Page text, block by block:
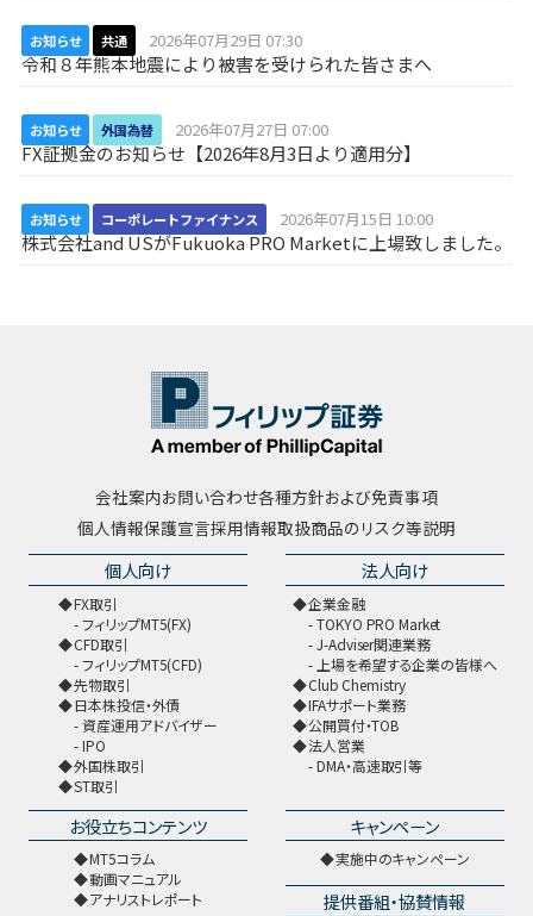
お知らせ 共通 2026年07月29日 07:30
令和８年熊本地震により被害を受けられた皆さまへ
お知らせ 外国為替 2026年07月27日 07:00
FX証拠金のお知らせ【2026年8月3日より適用分】
お知らせ コーポレートファイナンス 2026年07月15日 10:00
株式会社and USがFukuoka PRO Marketに上場致しました。
会社案内お問い合わせ各種方針および免責事項
個人情報保護宣言採用情報取扱商品のリスク等説明
個人向け
FX取引
フィリップMT5(FX)
CFD取引
フィリップMT5(CFD)
先物取引
日本株投信・外債
資産運用アドバイザー
IPO
外国株取引
ST取引
法人向け
企業金融
TOKYO PRO Market
J-Adviser関連業務
上場を希望する企業の皆様へ
Club Chemistry
IFAサポート業務
公開買付・TOB
法人営業
DMA・高速取引等
お役立ちコンテンツ
MT5コラム
動画マニュアル
アナリストレポート
キャンペーン
実施中のキャンペーン
提供番組・協賛情報